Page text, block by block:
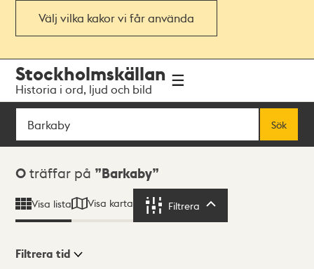
Välj vilka kakor vi får använda
navigationen
huvudinnehållet
Stockholmskällan
Historia i ord, ljud och bild
Sök
Sök
Sökresultat
0 träffar på Barkaby
Visa lista Visa karta Filtrera
Filtrera tid